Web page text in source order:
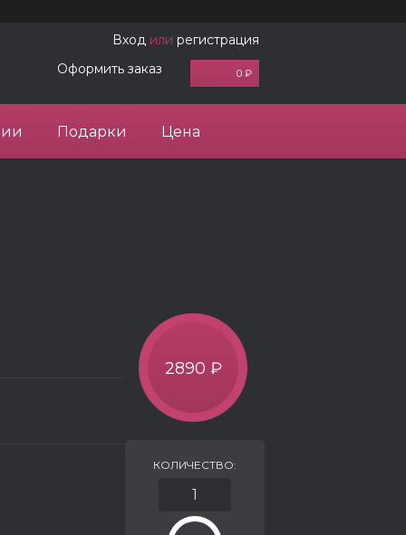
Вход или регистрация
0 ₽
Оформить заказ
Подарки Цена
2890 ₽
КОЛИЧЕСТВО: